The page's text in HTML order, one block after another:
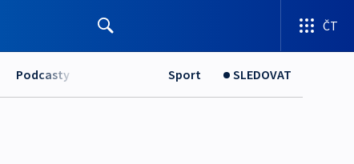
ČT
Podcasty Sport SLEDOVAT